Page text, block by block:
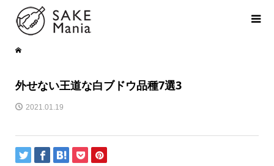
外せない王道な白ブドウ品種7選3
2021.01.19